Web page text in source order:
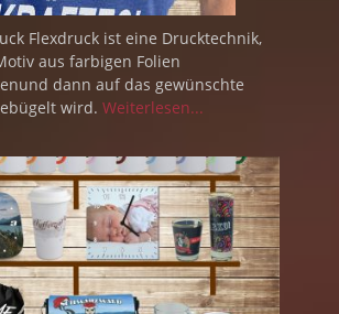
Flexdruck ist eine Drucktechnik,
aus farbigen Folien
dann auf das gewünschte
wird. Weiterlesen...